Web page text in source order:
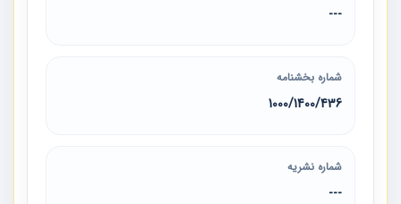
---
شماره بخشنامه
1000/1400/436
شماره نشریه
---